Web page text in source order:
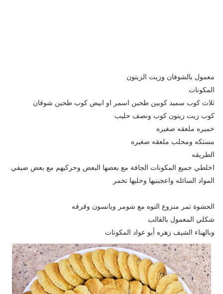
معمول بالشوفان وزيت الزيتون
المكونات
ثلاث كوب سميد كوبين طحين اسمر او ابيض كوب طحين شوفان
كوب زيت زيتون كوب ونصف حليب
خميره ملعقه صغيره
مستكه ومحلب ملعقه صغيره
الطريقه
اخلطي جميع المكونات الجافة مع بعضها البعض وحركيهم مع بعض ضيفي
المواد السائله واعجبنيها وخليها تخمر
الحشوة تمر منزوع النوه مع شومر ويانسون وقرفه
شكلي المعمول بالقالب
وبالهناء الشيف زهره أبو عواد المكونات